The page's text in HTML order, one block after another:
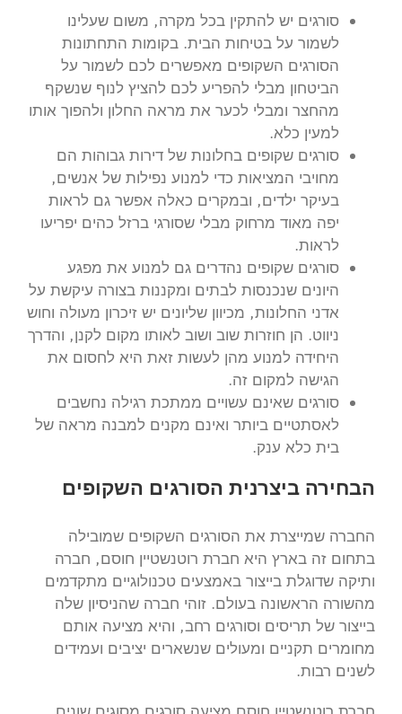
סורגים יש להתקין בכל מקרה, משום שעלינו
לשמור על בטיחות הבית. בקומות התחתונות
הסורגים השקופים מאפשרים לכם לשמור על
הביטחון מבלי להפריע לכם להציץ לנוף שנשקף
מהחצר ומבלי לכער את מראה החלון ולהפוך אותו
למעין כלא.
סורגים שקופים בחלונות של דירות גבוהות הם
מחויבי המציאות כדי למנוע נפילות של אנשים,
בעיקר ילדים, ובמקרים כאלה אפשר גם לראות
יפה מאוד מרחוק מבלי שסורגי ברזל כהים יפריעו
לראות.
סורגים שקופים נהדרים גם למנוע את מפגע
היונים שנכנסות לבתים ומקננות בצורה עיקשת על
אדני החלונות, מכיוון שליונים יש זיכרון מעולה וחוש
ניווט. הן חוזרות שוב ושוב לאותו מקום לקנן, והדרך
היחידה למנוע מהן לעשות זאת היא לחסום את
הגישה למקום זה.
סורגים שאינם עשויים ממתכת רגילה נחשבים
לאסתטיים ביותר ואינם מקנים למבנה מראה של
בית כלא ענק.
הבחירה ביצרנית הסורגים השקופים
החברה שמייצרת את הסורגים השקופים שמובילה
בתחום זה בארץ היא חברת רוטנשטיין חוסם, חברה
ותיקה שדוגלת בייצור באמצעים טכנולוגיים מתקדמים
מהשורה הראשונה בעולם. זוהי חברה שהניסיון שלה
בייצור של תריסים וסורגים רחב, והיא מציעה אותם
מחומרים תקניים ומעולים שנשארים יציבים ועמידים
לשנים רבות.